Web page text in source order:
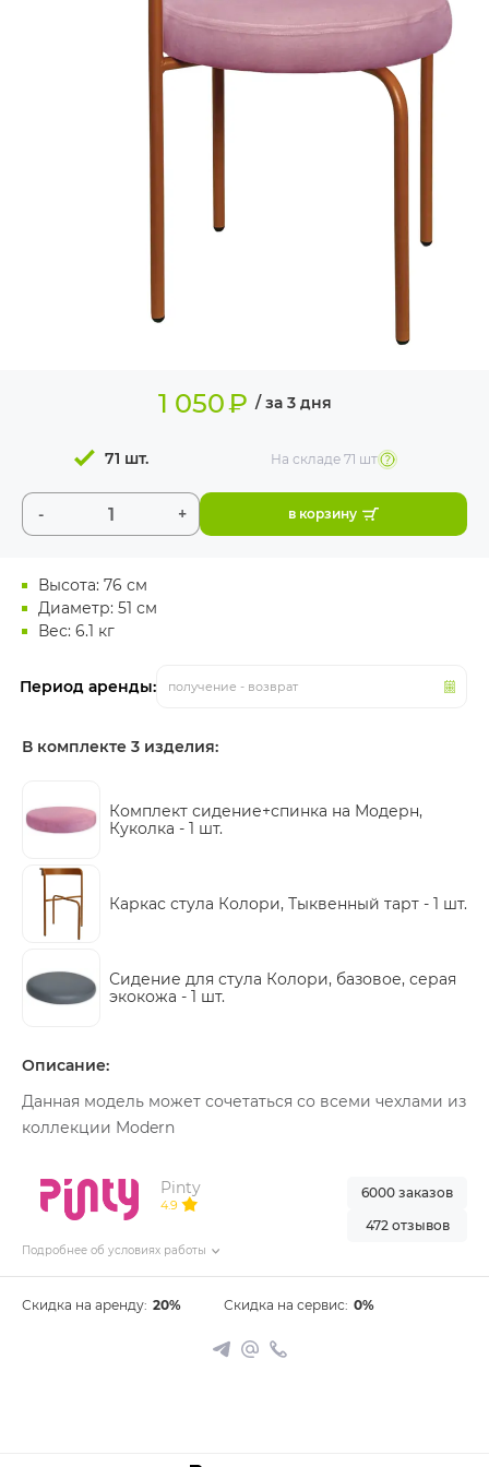
Высота: 76 см
Диаметр: 51 см
Вес: 6.1 кг
Период аренды: получение - возврат
1 050₽ / за 3 дня
- +
71 шт. На складе 71 шт
в корзину
В комплекте 3 изделия:
Комплект сидение+спинка на Модерн,
Куколка - 1 шт.
Каркас стула Колори, Тыквенный тарт - 1 шт.
Сидение для стула Колори, базовое, серая
экокожа - 1 шт.
Описание:
Данная модель может сочетаться со всеми чехлами из
коллекции Modern
Pinty
4.9
Подробнее об условиях работы
6000 заказов
472 отзывов
Скидка на аренду: 20% Скидка на сервис: 0%